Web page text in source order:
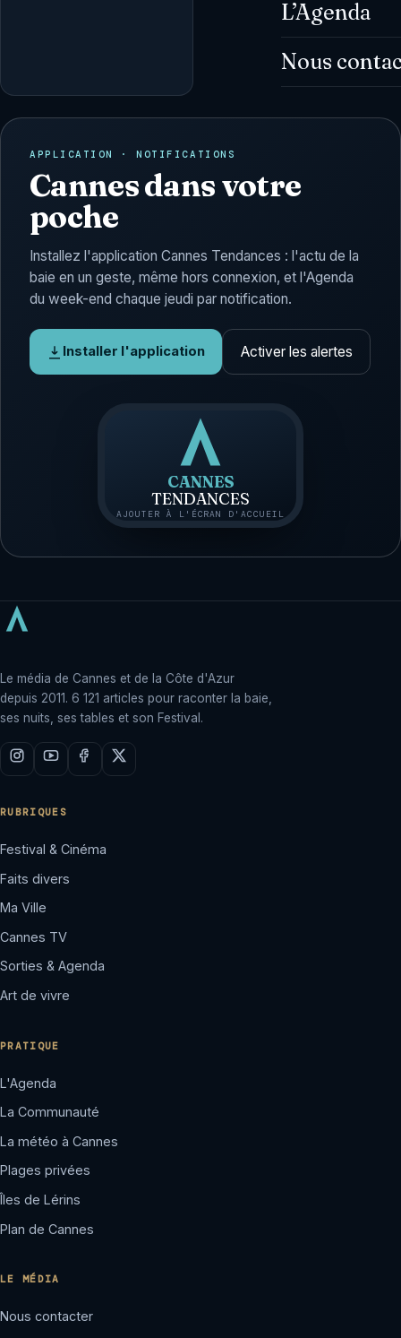
L’Agenda
Nous
APPLICATION · NOTIFICATIONS
Cannes dans votre
poche
Installez l'application Cannes Tendances : l'actu de la
baie en un geste, même hors connexion, et l'Agenda
du week-end chaque jeudi par notification.
Installer l'application Activer les alertes
CANNES
TENDANCES
AJOUTER À L'ÉCRAN D'ACCUEIL
Le média de Cannes et de la Côte d'Azur
depuis 2011. 6 121 articles pour raconter la baie,
ses nuits, ses tables et son Festival.
RUBRIQUES
Festival & Cinéma
Faits divers
Ma Ville
Cannes TV
Sorties & Agenda
Art de vivre
PRATIQUE
L'Agenda
La Communauté
La météo à Cannes
Plages privées
Îles de Lérins
Plan de Cannes
LE MÉDIA
Nous contacter